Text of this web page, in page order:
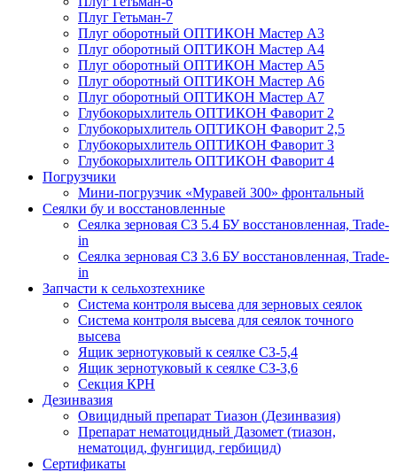
Плуг Гетьман-7
Плуг оборотный ОПТИКОН Мастер А3
Плуг оборотный ОПТИКОН Мастер А4
Плуг оборотный ОПТИКОН Мастер А5
Плуг оборотный ОПТИКОН Мастер А6
Плуг оборотный ОПТИКОН Мастер А7
Глубокорыхлитель ОПТИКОН Фаворит 2
Глубокорыхлитель ОПТИКОН Фаворит 2,5
Глубокорыхлитель ОПТИКОН Фаворит 3
Глубокорыхлитель ОПТИКОН Фаворит 4
Погрузчики
Мини-погрузчик «Муравей 300» фронтальный
Сеялки бу и восстановленные
Сеялка зерновая СЗ 5.4 БУ восстановленная, Trade-
in
Сеялка зерновая СЗ 3.6 БУ восстановленная, Trade-
in
Запчасти к сельхозтехнике
Система контроля высева для зерновых сеялок
Система контроля высева для сеялок точного
высева
Ящик зернотуковый к сеялке СЗ-5,4
Ящик зернотуковый к сеялке СЗ-3,6
Секция КРН
Дезинвазия
Овицидный препарат Тиазон (Дезинвазия)
Препарат нематоцидный Дазомет (тиазон,
нематоцид, фунгицид, гербицид)
Сертификаты